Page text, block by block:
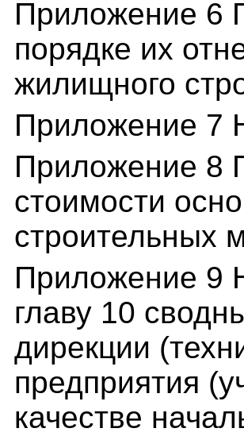
Приложение 6
порядке их
жилищного
Приложение 7
Приложение 8
стоимости
строительных
Приложение 9
главу 10
дирекции
предприятия
качестве